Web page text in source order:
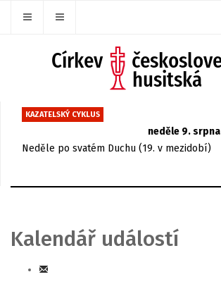
KAZATELSKÝ CYKLUS
neděle 9. srpna
Neděle po svatém Duchu (19. v mezidobí)
Kalendář událostí